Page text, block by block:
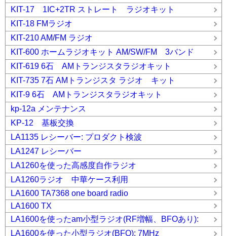
KIT-17 1IC+2TR ストレート ラジオキット
KIT-18 FMラジオ
KIT-210 AM/FM ラジオ
KIT-600 ホームラジオキット AM/SW/FM 3バンド
KIT-619 6石 AMトランジスタラジオキット
KIT-735 7石 AMトランジスタ ラジオ キット
KIT-9 6石 AMトランジスタラジオキット
kp-12a メンテナンス
KP-12 基板交換
LA1135 レシーバー: プロダクト検波
LA1247 レシーバー
LA1260を使った高感度自作ラジオ
LA1260ラジオ 中華ケース利用
LA1600 TA7368 one board radio
LA1600 TX
LA1600を使ったam小型ラジオ(RF増幅、BFOあり):
LA1600を使った小型ラジオ(BFO): 7MHz